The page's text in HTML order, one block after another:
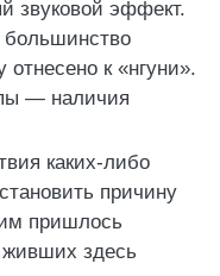
звуковой эффект.
к «нгуни».
— наличия
каких-либо
причину
пришлось
живших здесь